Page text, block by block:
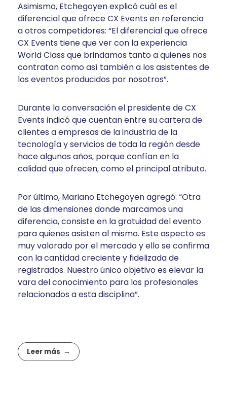
Asimismo, Etchegoyen explicó cuál es el
diferencial que ofrece CX Events en referencia
a otros competidores: “El diferencial que ofrece
CX Events tiene que ver con la experiencia
World Class que brindamos tanto a quienes nos
contratan como así también a los asistentes de
los eventos producidos por nosotros”.
Durante la conversación el presidente de CX
Events indicó que cuentan entre su cartera de
clientes a empresas de la industria de la
tecnología y servicios de toda la región desde
hace algunos años, porque confían en la
calidad que ofrecen, como el principal atributo.
Por último, Mariano Etchegoyen agregó: “Otra
de las dimensiones donde marcamos una
diferencia, consiste en la gratuidad del evento
para quienes asisten al mismo. Este aspecto es
muy valorado por el mercado y ello se confirma
con la cantidad creciente y fidelizada de
registrados. Nuestro único objetivo es elevar la
vara del conocimiento para los profesionales
relacionados a esta disciplina”.
Leer más